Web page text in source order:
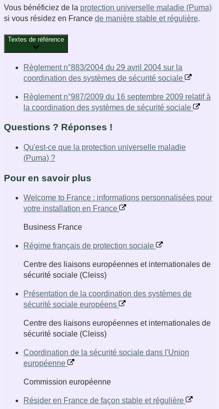
Vous bénéficiez de la protection universelle maladie (Puma)
si vous résidez en France de manière stable et régulière.
Textes de référence
Règlement n°883/2004 du 29 avril 2004 sur la
coordination des systèmes de sécurité sociale
Règlement n°987/2009 du 16 septembre 2009 relatif à
la coordination des systèmes de sécurité sociale
Questions ? Réponses !
Qu'est-ce que la protection universelle maladie
(Puma) ?
Pour en savoir plus
Welcome to France : informations personnalisées pour
votre installation en France
Business France
Régime français de protection sociale
Centre des liaisons européennes et internationales de
sécurité sociale (Cleiss)
Présentation de la coordination des systèmes de
sécurité sociale européens
Centre des liaisons européennes et internationales de
sécurité sociale (Cleiss)
Coordination de la sécurité sociale dans l'Union
européenne
Commission européenne
Résider en France de façon stable et régulière